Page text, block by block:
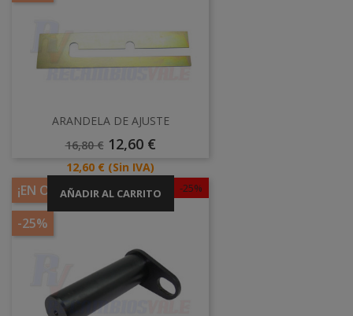
ARANDELA DE AJUSTE
Precio
16,80 € Precio
12,60 €
Precio
12,60 € (Sin IVA)
AÑADIR AL CARRITO -25%
¡EN OFERTA!
-25%